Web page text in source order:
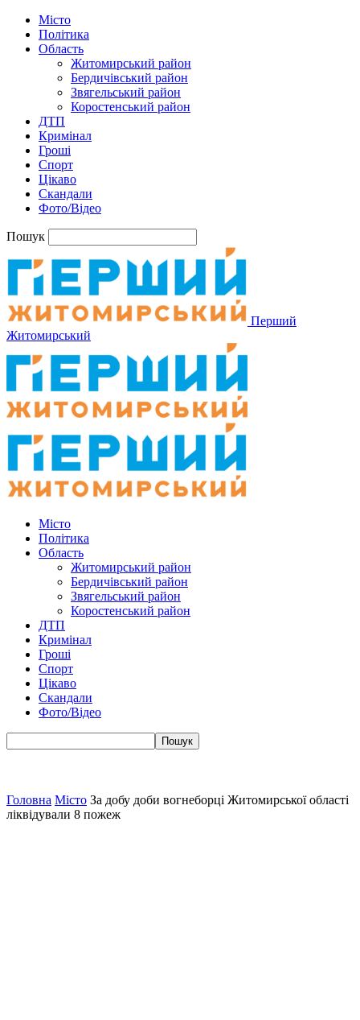
Місто
Політика
Область
Житомирський район
Бердичівський район
Звягельський район
Коростенський район
ДТП
Кримінал
Гроші
Спорт
Цікаво
Скандали
Фото/Відео
Пошук
Перший
Житомирський
Місто
Політика
Область
Житомирський район
Бердичівський район
Звягельський район
Коростенський район
ДТП
Кримінал
Гроші
Спорт
Цікаво
Скандали
Фото/Відео
Головна Місто За добу доби вогнеборці Житомирської області
ліквідували 8 пожеж